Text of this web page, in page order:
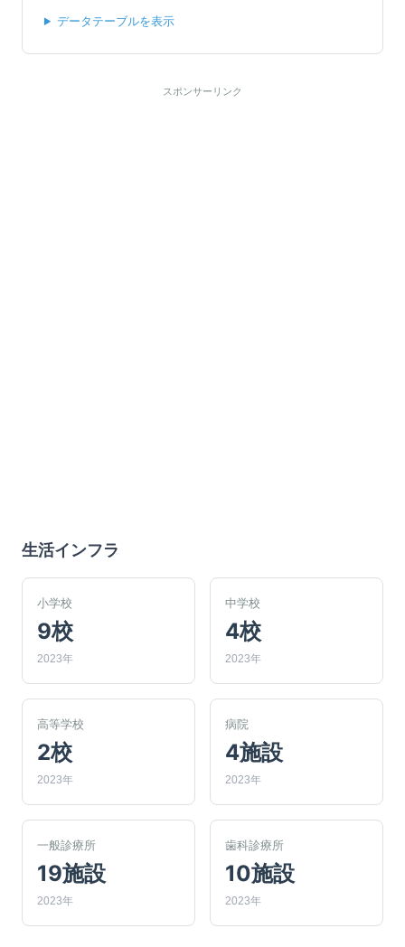
データテーブルを表示
スポンサーリンク
生活インフラ
小学校
9校
2023年
中学校
4校
2023年
高等学校
2校
2023年
病院
4施設
2023年
一般診療所
19施設
2023年
歯科診療所
10施設
2023年